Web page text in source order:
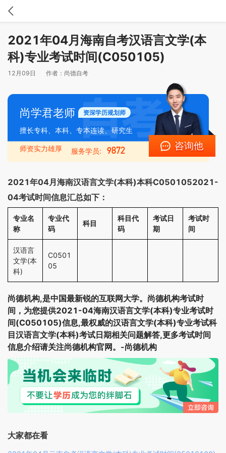
2021年04月海南自考汉语言文学(本
科)专业考试时间(C050105)
12月09日 作者： 尚德自考
尚学君老师 资深学历规划师
擅长专科、本科、专本连读、研究生
师资实力雄厚 服务学员: 9872 咨询他
2021年04月海南汉语言文学(本科)本科C0501052021-
04考试时间信息汇总如下：
专业名
称
专业代
码
科目
科目代
码
考试日
期
考试时
间
汉语言
文学(本
科)
C0501
05
尚德机构,是中国最新锐的互联网大学。尚德机构考试时
间，为您提供2021-04海南汉语言文学(本科)专业考试时
间(C050105)信息,最权威的汉语言文学(本科)专业考试科
目汉语言文学(本科)考试日期相关问题解答,更多考试时间
信息介绍请关注尚德机构官网。-尚德机构
大家都在看